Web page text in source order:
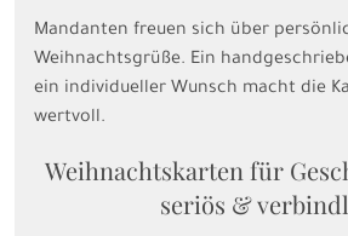
Mandanten freuen sich über
Weihnachtsgrüße. Ein
ein individueller Wunsch macht die
wertvoll.
Weihnachtskarten für
seriös &